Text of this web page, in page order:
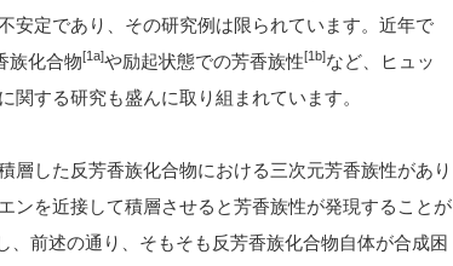
安定であり、その研究例は限られています。近年で
族化合物[1a]や励起状態での芳香族性[1b]など、ヒュッ
する研究も盛んに取り組まれています。
層した反芳香族化合物における三次元芳香族性があり
ンを近接して積層させると芳香族性が発現することが
、前述の通り、そもそも反芳香族化合物自体が合成困